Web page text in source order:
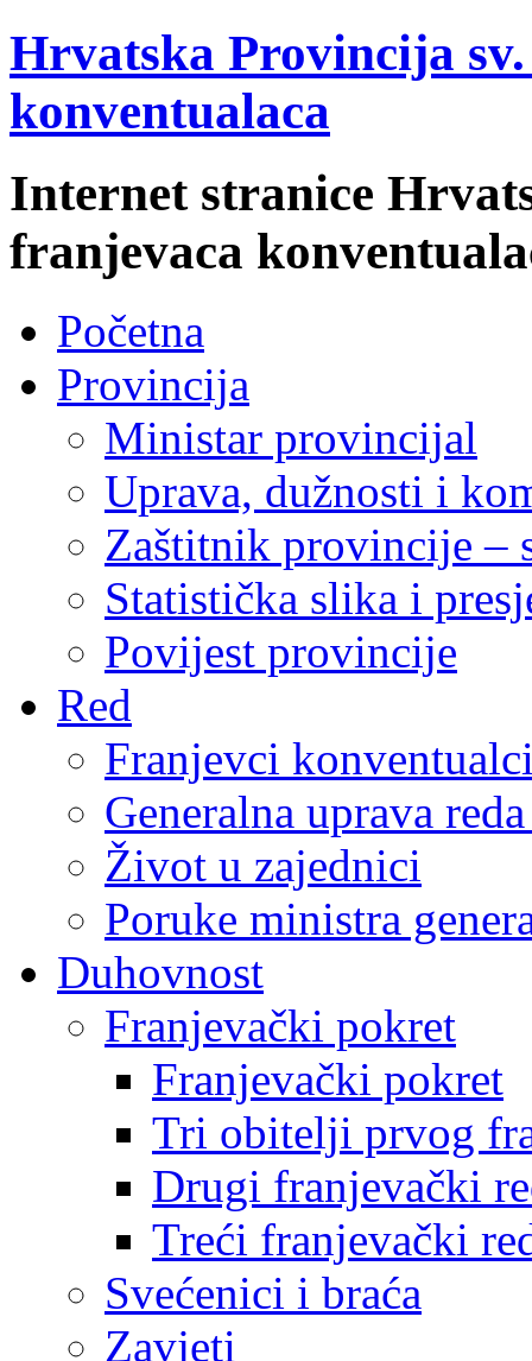
Hrvatska Provincija
konventualaca
Internet stranice
franjevaca
Početna
Provincija
Ministar provincijal
Uprava, dužnosti i
Zaštitnik provincije –
Statistička slika i
Povijest provincije
Red
Franjevci
Generalna uprava
Život u zajednici
Poruke ministra
Duhovnost
Franjevački pokret
Franjevački pokret
Tri obitelji prvog
Drugi franjevački
Treći franjevački
Svećenici i braća
Zavjeti